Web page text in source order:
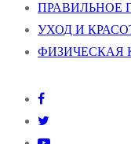
ПРАВИЛЬНОЕ
УХОД И
ФИЗИЧЕСКАЯ